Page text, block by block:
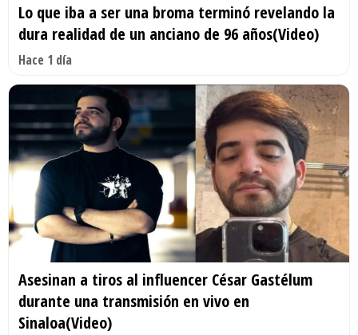
Lo que iba a ser una broma terminó revelando la
dura realidad de un anciano de 96 años(Video)
Hace 1 día
Asesinan a tiros al influencer César Gastélum
durante una transmisión en vivo en
Sinaloa(Video)